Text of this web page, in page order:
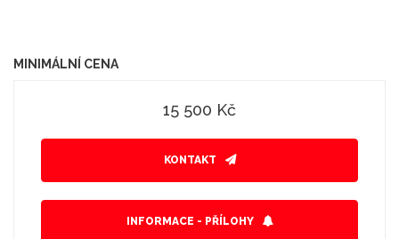
MINIMÁLNÍ CENA
15 500 Kč
KONTAKT
INFORMACE - PŘÍLOHY